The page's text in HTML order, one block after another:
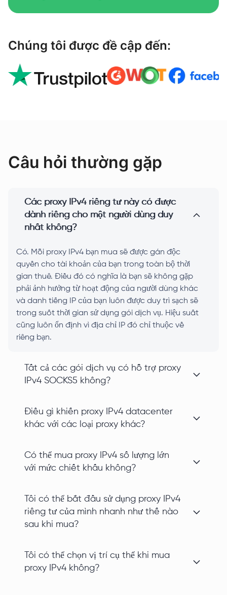
Chúng tôi được đề cập đến:
Câu hỏi thường gặp
Các proxy IPv4 riêng tư này có được
dành riêng cho một người dùng duy
nhất không?
Có. Mỗi proxy IPv4 bạn mua sẽ được gán độc
quyền cho tài khoản của bạn trong toàn bộ thời
gian thuê. Điều đó có nghĩa là bạn sẽ không gặp
phải ảnh hưởng từ hoạt động của người dùng khác
và danh tiếng IP của bạn luôn được duy trì sạch sẽ
trong suốt thời gian sử dụng gói dịch vụ. Hiệu suất
cũng luôn ổn định vì địa chỉ IP đó chỉ thuộc về
riêng bạn.
Tất cả các gói dịch vụ có hỗ trợ proxy
IPv4 SOCKS5 không?
Điều gì khiến proxy IPv4 datacenter
khác với các loại proxy khác?
Có thể mua proxy IPv4 số lượng lớn
với mức chiết khấu không?
Tôi có thể bắt đầu sử dụng proxy IPv4
riêng tư của mình nhanh như thế nào
sau khi mua?
Tôi có thể chọn vị trí cụ thể khi mua
proxy IPv4 không?